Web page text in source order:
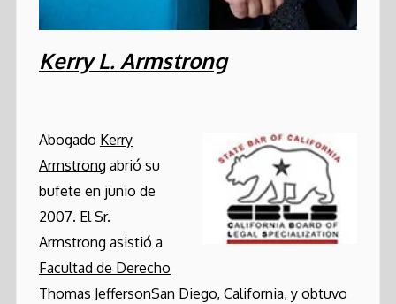
Kerry L. Armstrong
Abogado Kerry
Armstrong abrió su
bufete en junio de
2007. El Sr.
Armstrong asistió a
Facultad de Derecho
Thomas JeffersonSan Diego, California, y obtuvo